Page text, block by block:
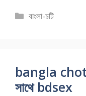
Categories
বাংলা-চটি
bangla choti
সাথে bdsex